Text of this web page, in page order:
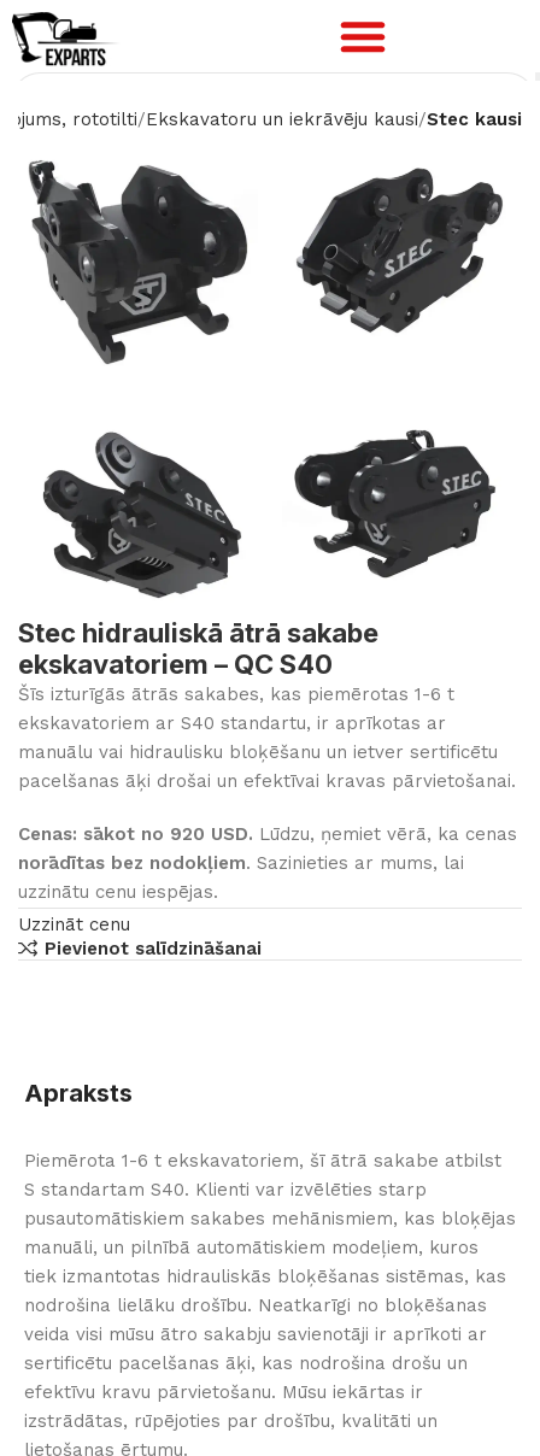
rototilti Ekskavatoru un iekrāvēju kausi Stec kausi
Stec hidrauliskā ātrā sakabe
ekskavatoriem – QC S40
Šīs izturīgās ātrās sakabes, kas piemērotas 1-6 t
ekskavatoriem ar S40 standartu, ir aprīkotas ar
manuālu vai hidraulisku bloķēšanu un ietver sertificētu
pacelšanas āķi drošai un efektīvai kravas pārvietošanai.
Cenas: sākot no 920 USD. Lūdzu, ņemiet vērā, ka cenas
norādītas bez nodokļiem. Sazinieties ar mums, lai
uzzinātu cenu iespējas.
Uzzināt cenu
Pievienot salīdzināšanai
Apraksts
Piemērota 1-6 t ekskavatoriem, šī ātrā sakabe atbilst
S standartam S40. Klienti var izvēlēties starp
pusautomātiskiem sakabes mehānismiem, kas bloķējas
manuāli, un pilnībā automātiskiem modeļiem, kuros
tiek izmantotas hidrauliskās bloķēšanas sistēmas, kas
nodrošina lielāku drošību. Neatkarīgi no bloķēšanas
veida visi mūsu ātro sakabju savienotāji ir aprīkoti ar
sertificētu pacelšanas āķi, kas nodrošina drošu un
efektīvu kravu pārvietošanu. Mūsu iekārtas ir
izstrādātas, rūpējoties par drošību, kvalitāti un
lietošanas ērtumu.